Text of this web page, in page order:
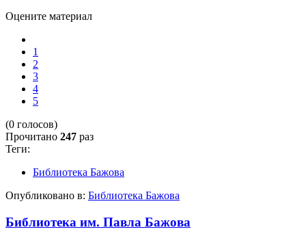
Оцените материал
1
2
3
4
5
(0 голосов)
Прочитано 247 раз
Теги:
Библиотека Бажова
Опубликовано в: Библиотека Бажова
Библиотека им. Павла Бажова